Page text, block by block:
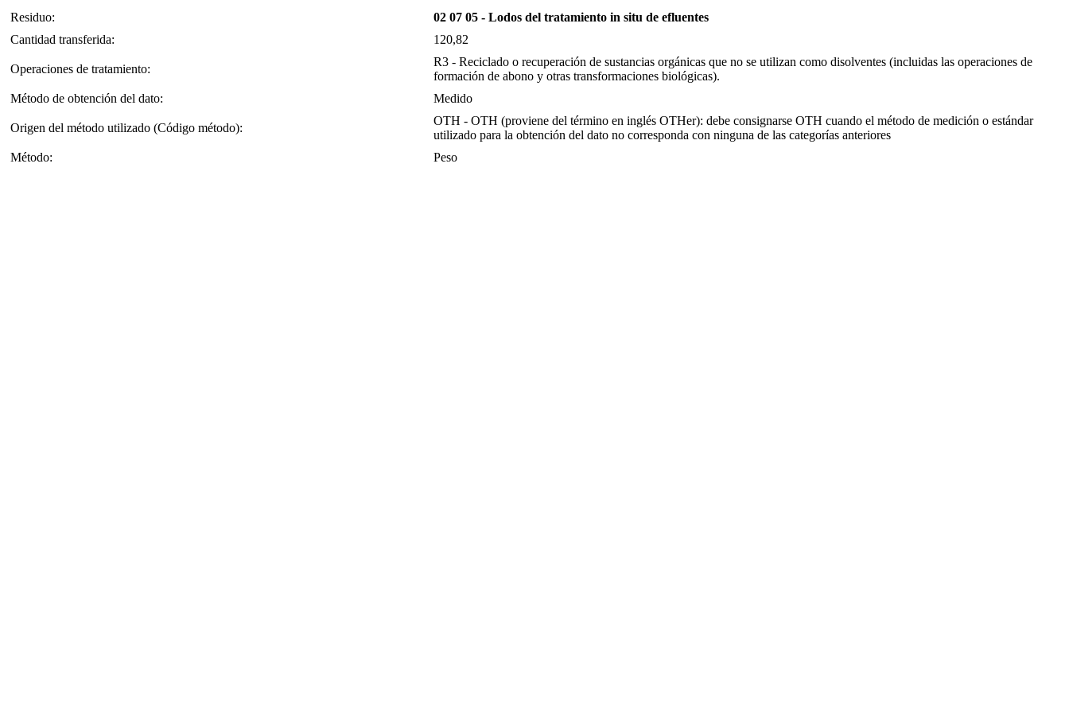
Residuo:
02 07 05 - Lodos del tratamiento in situ de efluentes
Cantidad transferida:
120,82
Operaciones de tratamiento:
R3 - Reciclado o recuperación de sustancias orgánicas que no se utilizan como disolventes (incluidas las operaciones de
formación de abono y otras transformaciones biológicas).
Método de obtención del dato:
Medido
Origen del método utilizado (Código método):
OTH - OTH (proviene del término en inglés OTHer): debe consignarse OTH cuando el método de medición o estándar
utilizado para la obtención del dato no corresponda con ninguna de las categorías anteriores
Método:
Peso